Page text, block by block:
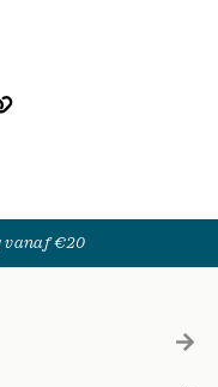
vanaf €20